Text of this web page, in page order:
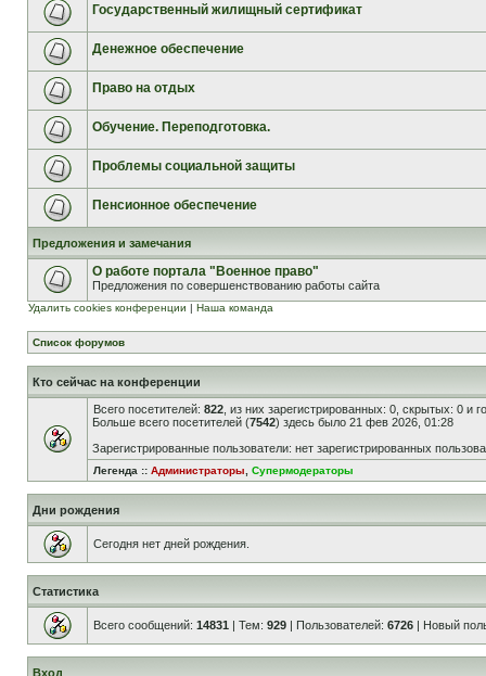
Государственный жилищный сертификат
Денежное обеспечение
Право на отдых
Обучение. Переподготовка.
Проблемы социальной защиты
Пенсионное обеспечение
Предложения и замечания
О работе портала "Военное право"
Предложения по совершенствованию работы сайта
Удалить cookies конференции | Наша команда
Список форумов
Кто сейчас на конференции
Всего посетителей: 822 , из них зарегистрированных: 0, скрытых: 0 и
Больше всего посетителей (7542) здесь было 21 фев 2026, 01:28
Зарегистрированные пользователи: нет зарегистрированных
Легенда :: Администраторы Супермодераторы
Дни рождения
Сегодня нет дней рождения.
Статистика
Всего сообщений: 14831 | Тем: 929 | Пользователей: 6726 | Новый
Вход